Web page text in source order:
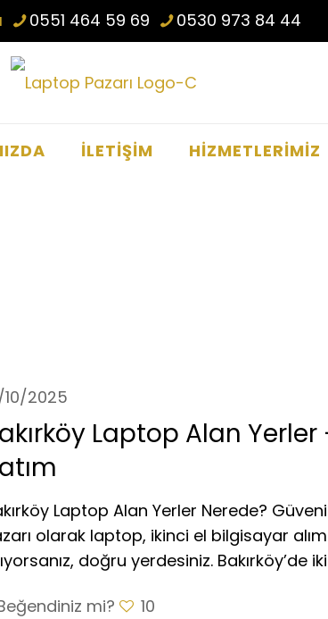
0551 464 59 69 0530 973 84 44
İLETİŞİM HİZMETLERİMİZ
10/2025
Laptop Alan Yerler
Laptop Alan Yerler Nerede?
olarak laptop, ikinci el bilgisayar
doğru yerdesiniz. Bakırköy’de
mi? 10